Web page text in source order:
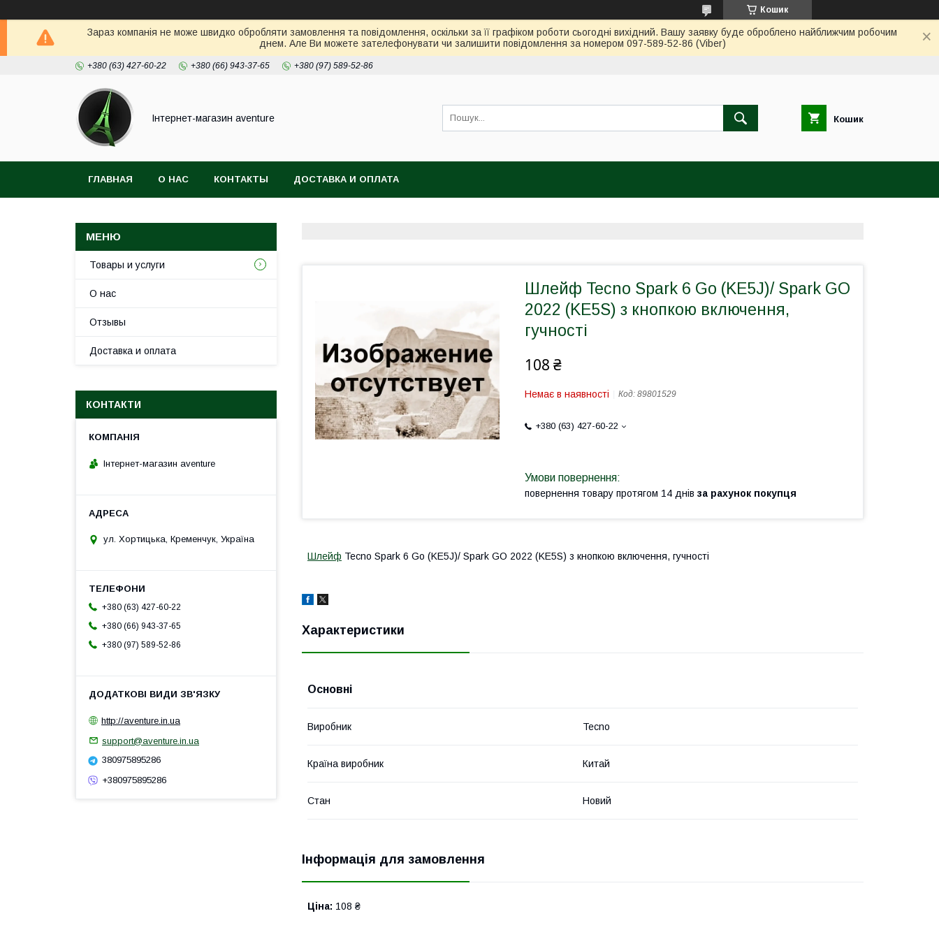
Кошик
Зараз компанія не може швидко обробляти замовлення та повідомлення, оскільки за її графіком роботи сьогодні вихідний. Вашу заявку буде оброблено найближчим робочим
днем. Але Ви можете зателефонувати чи залишити повідомлення за номером 097-589-52-86 (Viber)
+380 (63) 427-60-22 +380 (66) 943-37-65 +380 (97) 589-52-86
Інтернет-магазин aventure Кошик
ГЛАВНАЯ О НАС КОНТАКТЫ ДОСТАВКА И ОПЛАТА
Шлейф Tecno Spark 6 Go (KE5J)/ Spark GO
2022 (KE5S) з кнопкою включення,
гучності
108 ₴
Немає в наявності Код: 89801529
+380 (63) 427-60-22
повернення товару протягом 14 днів за рахунок покупця
Шлейф Tecno Spark 6 Go (KE5J)/ Spark GO 2022 (KE5S) з кнопкою включення, гучності
Характеристики
Основні
Виробник Tecno
Країна виробник Китай
Стан Новий
Інформація для замовлення
Ціна: 108 ₴
Товары и услуги
О нас
Отзывы
Доставка и оплата
КОНТАКТИ
Інтернет-магазин aventure
ул. Хортицька, Кременчук, Україна
+380 (63) 427-60-22
+380 (66) 943-37-65
+380 (97) 589-52-86
http://aventure.in.ua
support@aventure.in.ua
380975895286
+380975895286